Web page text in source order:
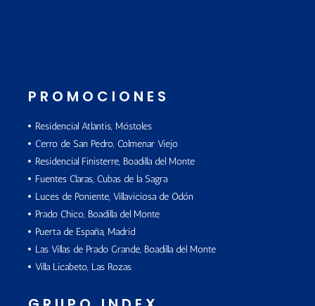
PROMOCIONES
Residencial Atlantis, Móstoles
Cerro de San Pedro, Colmenar Viejo
Residencial Finisterre, Boadilla del Monte
Fuentes Claras, Cubas de la Sagra
Luces de Poniente, Villaviciosa de Odón
Prado Chico, Boadilla del Monte
Puerta de España, Madrid
Las Villas de Prado Grande, Boadilla del Monte
Villa Licabeto, Las Rozas